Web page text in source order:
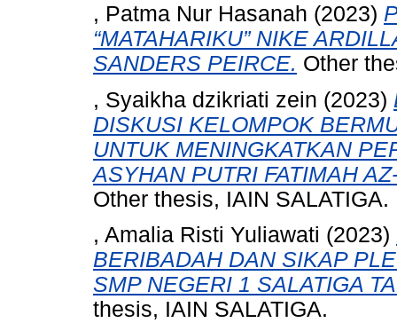
, Patma Nur Hasanah (2023)
“MATAHARIKU” NIKE
SANDERS PEIRCE. Other
, Syaikha dzikriati zein (2023)
DISKUSI KELOMPOK
UNTUK MENINGKATKAN
ASYHAN PUTRI FATIMAH
Other thesis, IAIN SALATIGA.
, Amalia Risti Yuliawati (2023)
BERIBADAH DAN SIKAP
SMP NEGERI 1 SALATIGA
thesis, IAIN SALATIGA.